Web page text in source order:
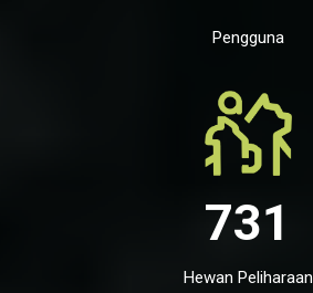
Pengguna
731
Hewan Peliharaan